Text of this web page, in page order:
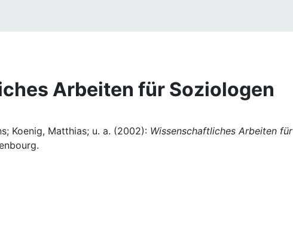
Arbeiten für Soziologen
Koenig, Matthias; u. a. (2002): Wissenschaftliches Arbeiten für